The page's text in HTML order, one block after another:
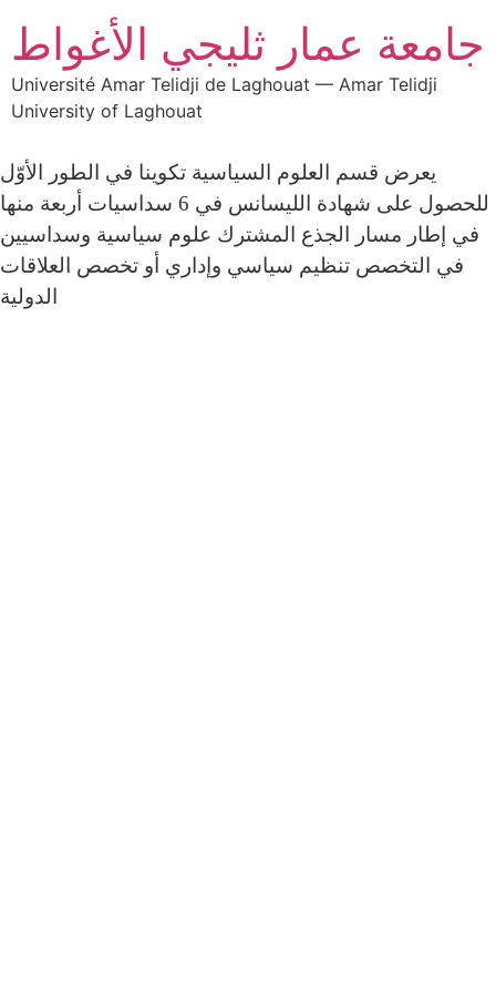
جامعة عمار ثليجي الأغواط
Université Amar Telidji de Laghouat — Amar Telidji
University of Laghouat
يعرض قسم العلوم السياسية تكوينا في الطور الأوّل
للحصول على شهادة الليسانس في 6 سداسيات أربعة منها
في إطار مسار الجذع المشترك علوم سياسية وسداسيين
في التخصص تنظيم سياسي وإداري أو تخصص العلاقات
الدولية